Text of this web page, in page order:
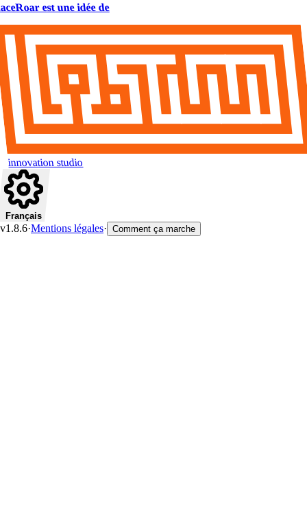
est une idée de
innovation studio
Français
v1.8.6·Mentions légales· Comment ça marche